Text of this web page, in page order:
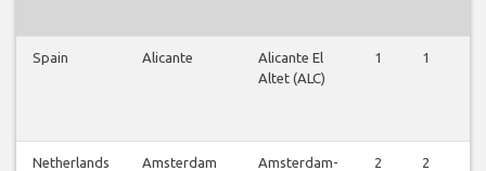
Spain Alicante
Alicante El
Altet (ALC)
1 1
Netherlands
Amsterdam
Amsterdam-
2 2